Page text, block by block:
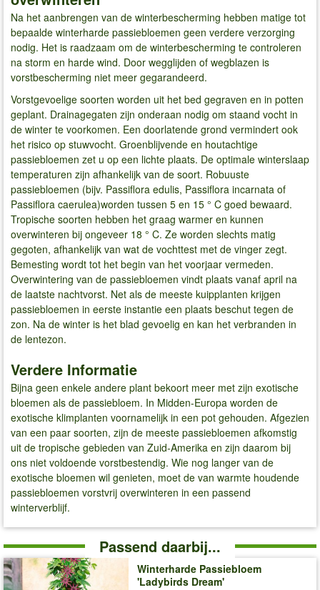
Na het aanbrengen van de winterbescherming hebben matige tot
bepaalde winterharde passiebloemen geen verdere verzorging
nodig. Het is raadzaam om de winterbescherming te controleren
na storm en harde wind. Door wegglijden of wegblazen is
vorstbescherming niet meer gegarandeerd.
Vorstgevoelige soorten worden uit het bed gegraven en in potten
geplant. Drainagegaten zijn onderaan nodig om staand vocht in
de winter te voorkomen. Een doorlatende grond vermindert ook
het risico op stuwvocht. Groenblijvende en houtachtige
passiebloemen zet u op een lichte plaats. De optimale winterslaap
temperaturen zijn afhankelijk van de soort. Robuuste
passiebloemen (bijv. Passiflora edulis, Passiflora incarnata of
Passiflora caerulea)worden tussen 5 en 15 ° C goed bewaard.
Tropische soorten hebben het graag warmer en kunnen
overwinteren bij ongeveer 18 ° C. Ze worden slechts matig
gegoten, afhankelijk van wat de vochttest met de vinger zegt.
Bemesting wordt tot het begin van het voorjaar vermeden.
Overwintering van de passiebloemen vindt plaats vanaf april na
de laatste nachtvorst. Net als de meeste kuipplanten krijgen
passiebloemen in eerste instantie een plaats beschut tegen de
zon. Na de winter is het blad gevoelig en kan het verbranden in
de lentezon.
Verdere Informatie
Bijna geen enkele andere plant bekoort meer met zijn exotische
bloemen als de passiebloem. In Midden-Europa worden de
exotische klimplanten voornamelijk in een pot gehouden. Afgezien
van een paar soorten, zijn de meeste passiebloemen afkomstig
uit de tropische gebieden van Zuid-Amerika en zijn daarom bij
ons niet voldoende vorstbestendig. Wie nog langer van de
exotische bloemen wil genieten, moet de van warmte houdende
passiebloemen vorstvrij overwinteren in een passend
winterverblijf.
Passend daarbij...
Winterharde Passiebloem
'Ladybirds Dream'